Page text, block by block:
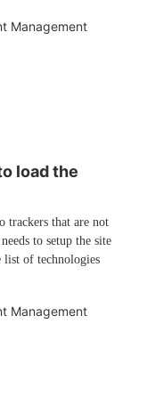
Management
load the
trackers that are not
to setup the site
list of technologies
Management